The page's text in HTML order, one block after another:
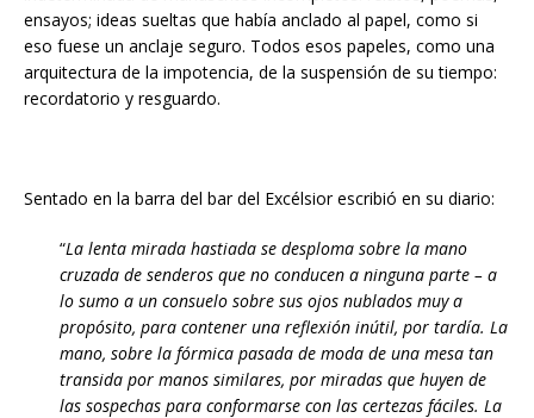
ensayos; ideas sueltas que había anclado al papel, como si
eso fuese un anclaje seguro. Todos esos papeles, como una
arquitectura de la impotencia, de la suspensión de su tiempo:
recordatorio y resguardo.
Sentado en la barra del bar del Excélsior escribió en su diario:
“La lenta mirada hastiada se desploma sobre la mano
cruzada de senderos que no conducen a ninguna parte – a
lo sumo a un consuelo sobre sus ojos nublados muy a
propósito, para contener una reflexión inútil, por tardía. La
mano, sobre la fórmica pasada de moda de una mesa tan
transida por manos similares, por miradas que huyen de
las sospechas para conformarse con las certezas fáciles. La